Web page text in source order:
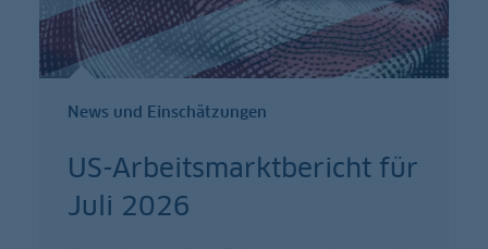
News und Einschätzungen
US-Arbeitsmarktbericht für
Juli 2026